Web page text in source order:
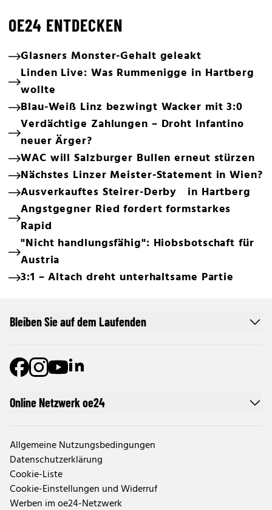
OE24 ENTDECKEN
Glasners Monster-Gehalt geleakt
Linden Live: Was Rummenigge in Hartberg
wollte
Blau-Weiß Linz bezwingt Wacker mit 3:0
Verdächtige Zahlungen – Droht Infantino
neuer Ärger?
WAC will Salzburger Bullen erneut stürzen
Nächstes Linzer Meister-Statement in Wien?
Ausverkauftes Steirer-Derby in Hartberg
Angstgegner Ried fordert formstarkes
Rapid
"Nicht handlungsfähig": Hiobsbotschaft für
Austria
3:1 – Altach dreht unterhaltsame Partie
Online Netzwerk oe24
Allgemeine Nutzungsbedingungen
Datenschutzerklärung
Cookie-Liste
Cookie-Einstellungen und Widerruf
Werben im oe24-Netzwerk
Bleiben Sie auf dem Laufenden